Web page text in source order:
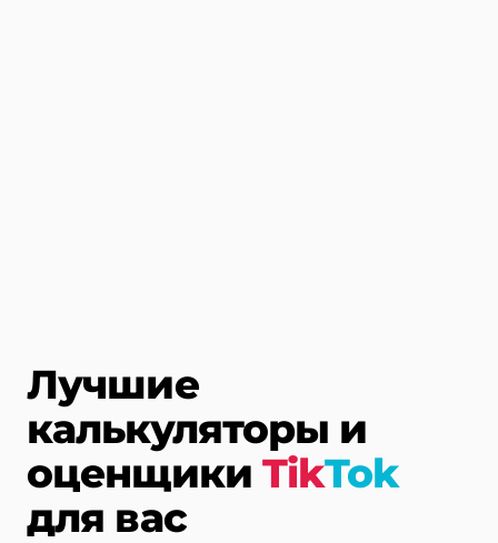
Лучшие
калькуляторы и
оценщики TikTok
для вас